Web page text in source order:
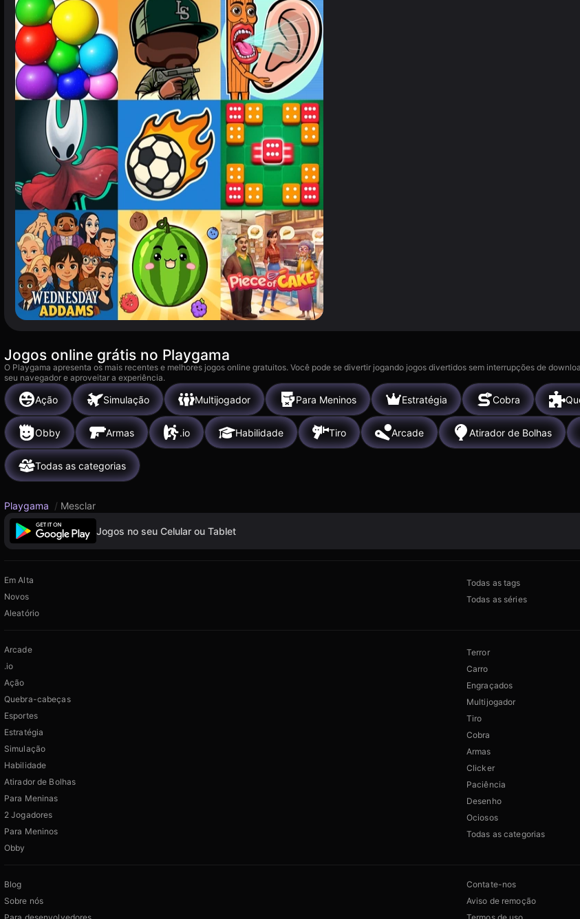
Jogos online grátis no Playgama
O Playgama apresenta os mais recentes e melhores jogos online gratuitos. Você pode se divertir jogando jogos divertidos sem interrupções de
seu navegador e aproveitar a experiência.
Ação Simulação Multijogador Para Meninos Estratégia Cobra
Obby Armas .io Habilidade Tiro Arcade Atirador de Bolhas
Todas as categorias
Playgama / Mesclar
Jogos no seu Celular ou Tablet
Em Alta
Novos
Aleatório
Todas as tags
Todas as séries
Arcade
.io
Ação
Quebra-cabeças
Esportes
Estratégia
Simulação
Habilidade
Atirador de Bolhas
Para Meninas
2 Jogadores
Para Meninos
Obby
Terror
Carro
Engraçados
Multijogador
Tiro
Cobra
Armas
Clicker
Paciência
Desenho
Ociosos
Todas as categorias
Blog
Sobre nós
Contate-nos
Aviso de remoção